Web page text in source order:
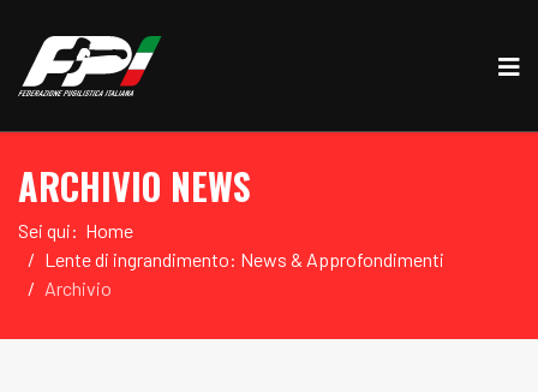
ARCHIVIO NEWS
Sei qui: Home
Lente di ingrandimento: News & Approfondimenti
Archivio